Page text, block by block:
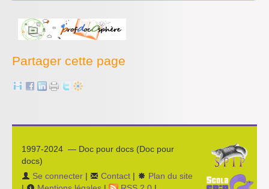
L’économie des médias
Partager cette page
1997-2024 — Doc pour docs (Doc pour
docs)
Se connecter | Contact |
Plan du site